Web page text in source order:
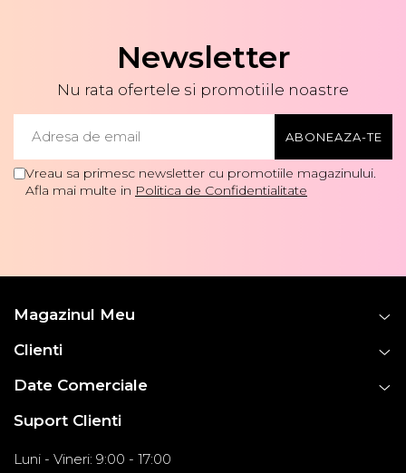
Newsletter
Nu rata ofertele si promotiile noastre
Vreau sa primesc newsletter cu promotiile magazinului.
Afla mai multe in Politica de Confidentialitate
Magazinul Meu
Clienti
Date Comerciale
Suport Clienti
Luni - Vineri: 9:00 - 17:00